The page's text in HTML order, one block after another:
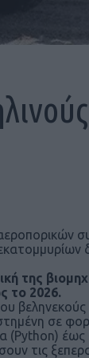
της
το 2026.
σε
(Python)
τις